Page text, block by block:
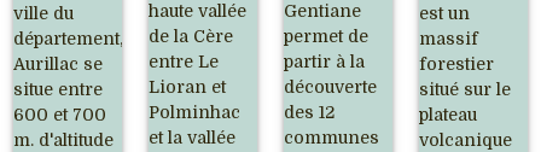
ville du
département,
Aurillac se
situe entre
600 et 700
m. d'altitude
haute vallée
de la Cère
entre Le
Lioran et
Polminhac
et la vallée
Gentiane
permet de
partir à la
découverte
des 12
communes
est un
massif
forestier
situé sur le
plateau
volcanique